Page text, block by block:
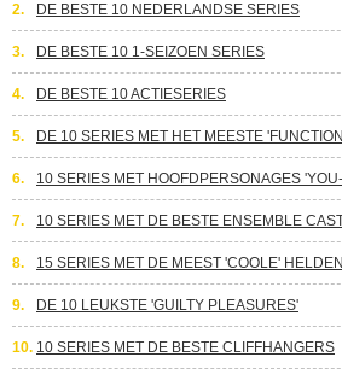
2. DE BESTE 10 NEDERLANDSE SERIES
3. DE BESTE 10 1-SEIZOEN SERIES
4. DE BESTE 10 ACTIESERIES
5. DE 10 SERIES MET HET MEESTE
6. 10 SERIES MET HOOFDPERSONAGES
7. 10 SERIES MET DE BESTE ENSEMBLE
8. 15 SERIES MET DE MEEST 'COOLE' HELDEN
9. DE 10 LEUKSTE 'GUILTY PLEASURES'
10. 10 SERIES MET DE BESTE CLIFFHANGERS